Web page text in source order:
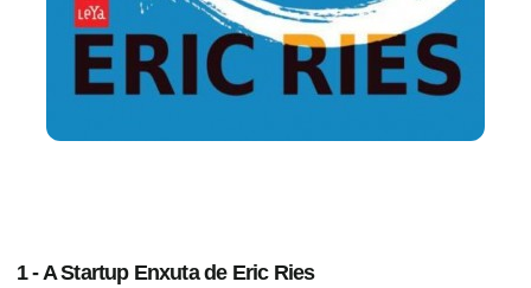
1 - A Startup Enxuta de Eric Ries